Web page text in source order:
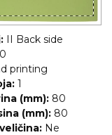
II Back side
printing
1
(mm): 80
(mm): 80
Ne